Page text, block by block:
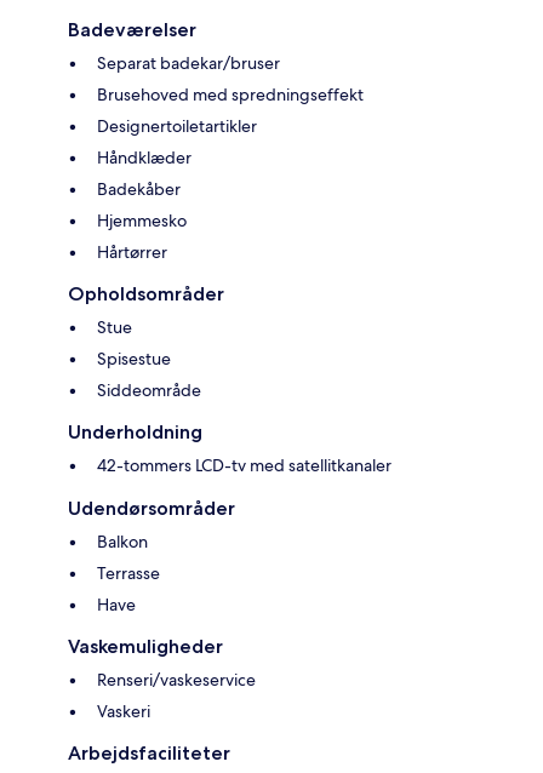
Badeværelser
Separat badekar/bruser
Brusehoved med spredningseffekt
Designertoiletartikler
Håndklæder
Badekåber
Hjemmesko
Hårtørrer
Opholdsområder
Stue
Spisestue
Siddeområde
Underholdning
42-tommers LCD-tv med satellitkanaler
Udendørsområder
Balkon
Terrasse
Have
Vaskemuligheder
Renseri/vaskeservice
Vaskeri
Arbejdsfaciliteter